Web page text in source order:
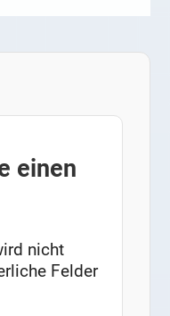
einen
nicht
Felder